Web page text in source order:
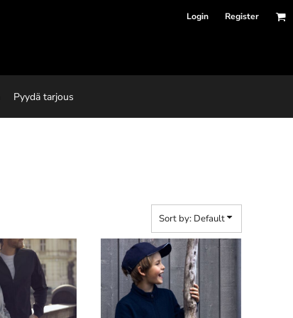
Login Register
Pyydä tarjous
Sort by: Default